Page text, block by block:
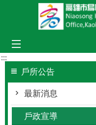
跳到主要內容區塊
:::
戶所公告
最新消息
戶政宣導